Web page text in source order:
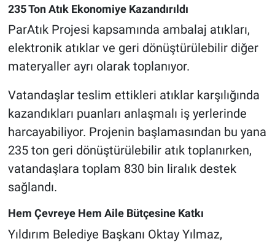
235 Ton Atık Ekonomiye Kazandırıldı
ParAtık Projesi kapsamında ambalaj atıkları,
elektronik atıklar ve geri dönüştürülebilir diğer
materyaller ayrı olarak toplanıyor.
Vatandaşlar teslim ettikleri atıklar karşılığında
kazandıkları puanları anlaşmalı iş yerlerinde
harcayabiliyor. Projenin başlamasından bu yana
235 ton geri dönüştürülebilir atık toplanırken,
vatandaşlara toplam 830 bin liralık destek
sağlandı.
Hem Çevreye Hem Aile Bütçesine Katkı
Yıldırım Belediye Başkanı Oktay Yılmaz,